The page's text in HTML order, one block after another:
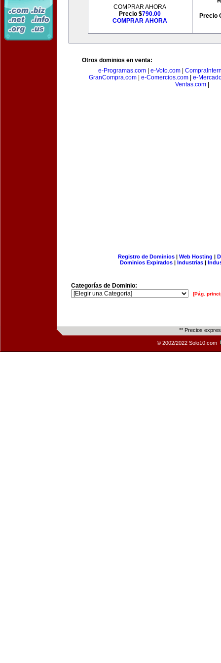
COMPRAR AHORA
Precio $790.00
COMPRAR AHORA
Precio
Otros dominios en venta:
e-Programas.com
e-Voto.com
GranCompra.com
e-Comercios.com
e-
Ventas.com|
Registro de Dominios| Web Hosting |
Dominios Expirados | Industrias |
Categorías de Dominio:
[Pág.
** Precios
© 2002/2022 Solo10.com